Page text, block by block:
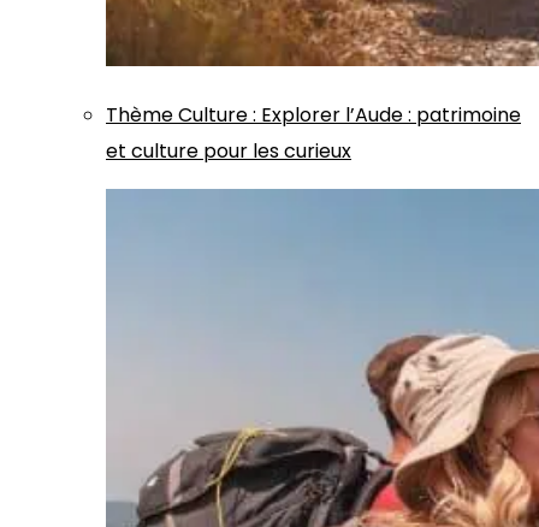
ThèmeCulture: Explorer l’Aude : patrimoine
et culture pour les curieux